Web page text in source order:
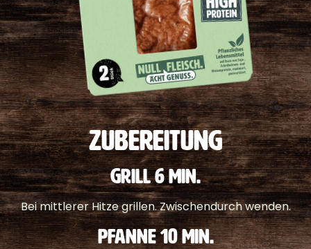
ZUBEREITUNG
GRILL 6 MIN.
Bei mittlerer Hitze grillen. Zwischendurch wenden.
PFANNE 10 MIN.